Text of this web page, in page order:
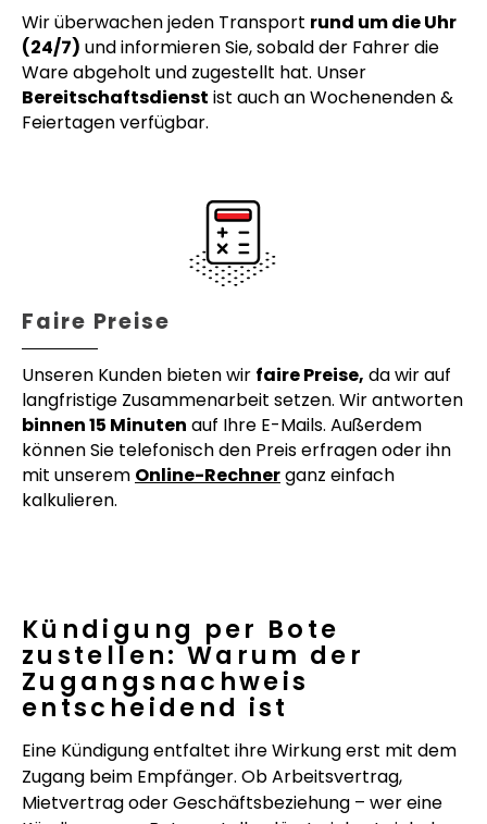
Wir überwachen jeden Transport rund um die Uhr
(24/7) und informieren Sie, sobald der Fahrer die
Ware abgeholt und zugestellt hat. Unser
Bereitschaftsdienst ist auch an Wochenenden &
Feiertagen verfügbar.
Faire Preise
Unseren Kunden bieten wir faire Preise, da wir auf
langfristige Zusammenarbeit setzen. Wir antworten
binnen 15 Minuten auf Ihre E-Mails. Außerdem
können Sie telefonisch den Preis erfragen oder ihn
mit unserem Online-Rechnerganz einfach
kalkulieren.
Kündigung per Bote
zustellen: Warum der
Zugangsnachweis
entscheidend ist
Eine Kündigung entfaltet ihre Wirkung erst mit dem
Zugang beim Empfänger. Ob Arbeitsvertrag,
Mietvertrag oder Geschäftsbeziehung – wer eine